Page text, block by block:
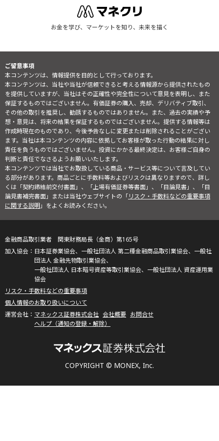
お金を学び、マーケットを知り、未来を描く
ご留意事項
本コンテンツは、情報提供を目的として行っております。
本コンテンツは、当社や当社が信頼できると考える情報源から提供されたもの
を提供していますが、当社はその正確性や完全性について意見を表明し、また
保証するものではございません。有価証券の購入、売却、デリバティブ取引、
その他の取引を推奨し、勧誘するものではありません。また、過去の実績や予
想・意見は、将来の結果を保証するものではございません。提供する情報等は
作成時現在のものであり、今後予告なしに変更または削除されることがござい
ます。当社は本コンテンツの内容に依拠してお客様が取った行動の結果に対し
責任を負うものではございません。投資にかかる最終決定は、お客様ご自身の
判断と責任でなさるようお願いいたします。
本コンテンツでは当社でお取扱している商品・サービス等について言及してい
る部分があります。商品ごとに手数料等およびリスクは異なりますので、詳し
くは「契約締結前交付書面」、「上場有価証券等書面」、「目論見書」、「目
論見書補完書面」または当社ウェブサイトの「リスク・手数料などの重要事項
に関する説明」をよくお読みください。
COPYRIGHT © MONEX, Inc.
金融商品取引業者 関東財務局長（金商）第165号
日本証券業協会、一般社団法人 第二種金融商品取引業協会、一般社
団法人 金融先物取引業協会、
一般社団法人 日本暗号資産等取引業協会、一般社団法人 資産運用業
協会
リスク・手数料などの重要事項
個人情報のお取り扱いについて
マネックス証券株式会社 会社概要 お問合せ
ヘルプ（通知の登録・解除）